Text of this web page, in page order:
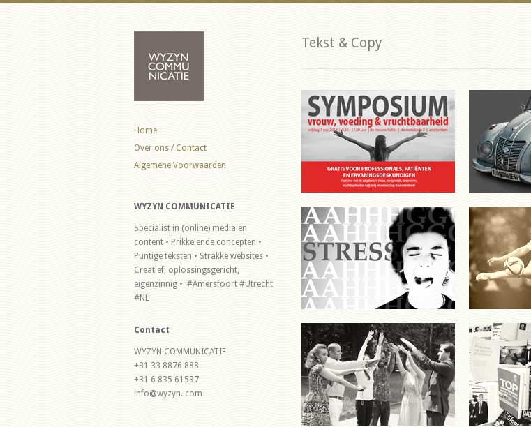
Home
Over ons / Contact
Algemene Voorwaarden
WYZYN COMMUNICATIE
Specialist in (online) media en
content • Prikkelende concepten •
Puntige teksten • Strakke websites •
Creatief, oplossingsgericht,
eigenzinnig • #Amersfoort #Utrecht
#NL
Contact
WYZYN COMMUNICATIE
+31 33 8876 888
+31 6 835 61597
info@wyzyn. com
Tekst & Copy